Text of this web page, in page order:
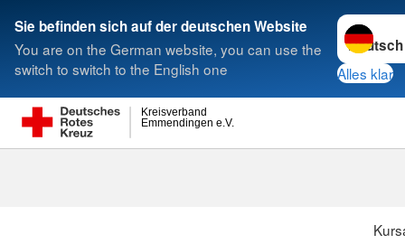
Sie befinden sich auf der deutschen Website
You are on the German website, you can use the
switch to switch to the English one
Sprache
Alles klar
Emmendingen e.V.
Kreisverband
Suche